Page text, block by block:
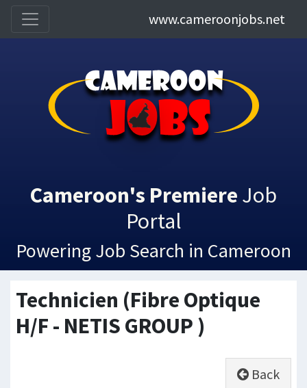
www.cameroonjobs.net
Cameroon's Premiere Job
Portal
Powering Job Search in Cameroon
Technicien (Fibre Optique
H/F - NETIS GROUP )
Back